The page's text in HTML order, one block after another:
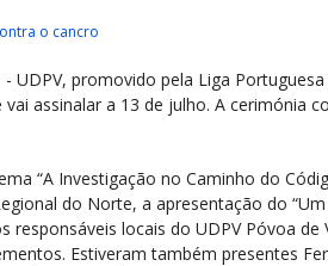
o cancro
promovido pela Liga
assinalar a 13 de julho. A cerimónia
“A Investigação no Caminho do
do Norte, a apresentação do “Um
locais do UDPV Póvoa de
Estiveram também presentes